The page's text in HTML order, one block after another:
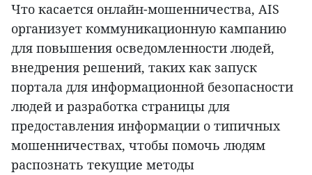
Что касается онлайн-мошенничества, AIS
организует коммуникационную кампанию
для повышения осведомленности людей,
внедрения решений, таких как запуск
портала для информационной безопасности
людей и разработка страницы для
предоставления информации о типичных
мошенничествах, чтобы помочь людям
распознать текущие методы